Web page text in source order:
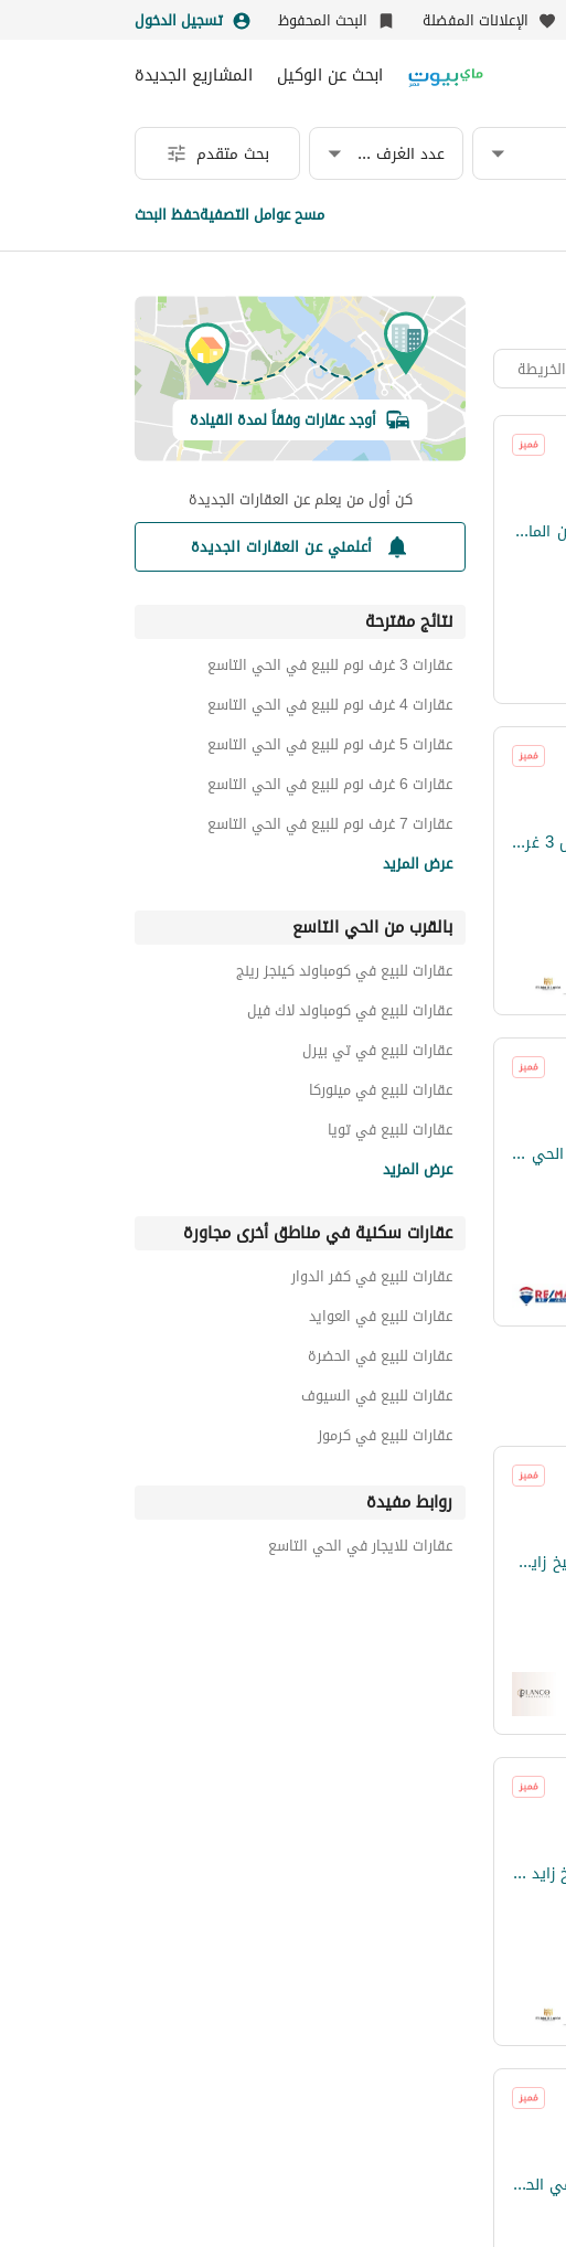
الإعلانات المفضلة البحث المحفوظ تسجيل الدخول
ابحث عن الوكيل المشاريع الجديدة
عدد الغرف & الحمامات بحث متقدم
مسح عوامل التصفيةحفظ البحث
الخريطة
دوبلكس مرتفع فاخر للبيع الأكثر تميز – الحي 9 – زايد من المالك مباشره
شقة للبيع الحي التاسع 250متر تشطيب الترا سوبر لوكس 3 غرف 3حمام الحي التاسع المجاورة الاولي es50
للبيع شقه بسعر مميز وفي ارقى مكان داخل الشيخ زايد الحي التاسع بجوار المنوفي خطوات من الممشى ووصلة دهشور
دوبلكس فاخر للبيع موقع متميز جدًا بالحي التاسع – الشيخ زايد، بالقرب من كافة الخدمات، وعلى دقائق من وصلة دهشور وA Plaza.
فرصة مميزة لامتلاك شقة بموقع هادئ ومميز في الشيخ زايد بمساحه 250م بالشيخ زايد
شقة بيزمنت متشطبة اول سكن مع حديقة خاصة للبيع في الحي التاسع District 9 – Sheikh Zayed الشيخ زايد استلام فوري - موقع مميز بإطلالة على لاندسكيب
أوجد عقارات وفقاً لمدة القيادة
كن أول من يعلم عن العقارات الجديدة
أعلمني عن العقارات الجديدة
نتائج مقترحة
عقارات 3 غرف نوم للبيع في الحي التاسع
عقارات 4 غرف نوم للبيع في الحي التاسع
عقارات 5 غرف نوم للبيع في الحي التاسع
عقارات 6 غرف نوم للبيع في الحي التاسع
عقارات 7 غرف نوم للبيع في الحي التاسع
توين هاوس للبيع في الحي التاسع
فيلات للبيع في الحي التاسع
عقارات سكنية اخرى للبيع في الحي التاسع
تاون هاوس للبيع في الحي التاسع
عرض المزيد
بالقرب من الحي التاسع
عقارات للبيع في كومباوند كينجز رينج
عقارات للبيع في كومباوند لاك فيل
عقارات للبيع في تي بيرل
عقارات للبيع في مينوركا
عقارات للبيع في تويا
عقارات للبيع في بريف
عقارات للبيع في كومباوند ادفيدا
عقارات للبيع في كومباوند اليفيشنز
عرض المزيد
عقارات سكنية في مناطق أخرى مجاورة
عقارات للبيع في كفر الدوار
عقارات للبيع في العوايد
عقارات للبيع في الحضرة
عقارات للبيع في السيوف
عقارات للبيع في كرموز
روابط مفيدة
عقارات للايجار في الحي التاسع